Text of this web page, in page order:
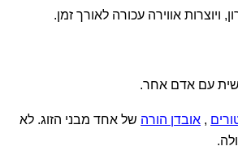
ויוצרות אווירה עכורה לאורך זמן.
עם אדם אחר.
, אובדן הורה של אחד מבני הזוג. לא